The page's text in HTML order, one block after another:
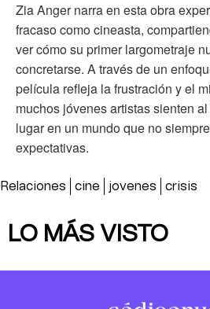
Zia Anger narra en esta obra
fracaso como cineasta,
ver cómo su primer largometraje
concretarse. A través de un
película refleja la frustración y el
muchos jóvenes artistas sienten
lugar en un mundo que no
expectativas.
Relaciones cine jovenes crisis
LO MÁS VISTO